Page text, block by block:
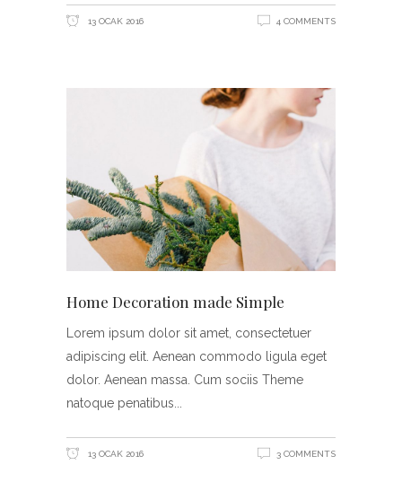
13 OCAK 2016 4 COMMENTS
Home Decoration made Simple
Lorem ipsum dolor sit amet, consectetuer
adipiscing elit. Aenean commodo ligula eget
dolor. Aenean massa. Cum sociis Theme
natoque penatibus
13 OCAK 2016 3 COMMENTS